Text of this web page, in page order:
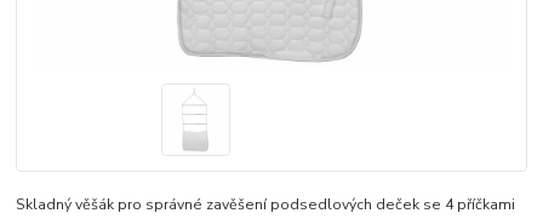
Skladný věšák pro správné zavěšení podsedlových deček se 4 příčkami